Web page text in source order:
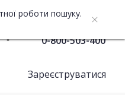
роботи пошуку.
0-800-503-400
Зареєструватися